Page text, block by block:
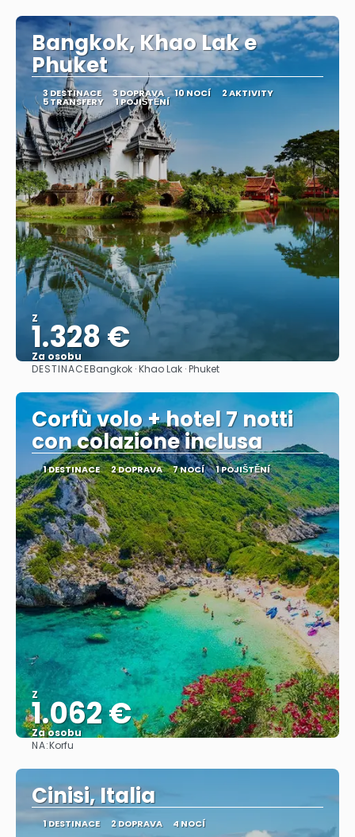
Bangkok, Khao Lak e
Phuket
3 DESTINACE 3 DOPRAVA 10 NOCÍ 2 AKTIVITY
5 TRANSFERY 1 POJIŠTĚNÍ
Z
1.328 €
Za osobu
Zobrazit
DESTINACEBangkok · Khao Lak · Phuket
Corfù volo + hotel 7 notti
con colazione inclusa
1 DESTINACE 2 DOPRAVA 7 NOCÍ 1 POJIŠTĚNÍ
Z
1.062 €
Za osobu
NA:Korfu
Cinisi, Italia
1 DESTINACE 2 DOPRAVA 4 NOCÍ